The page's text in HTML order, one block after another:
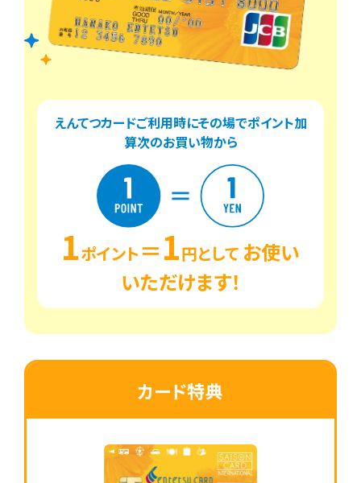
えんてつカードご利用時にその場でポイント加
算次のお買い物から
1ポイント ＝1円として お使い
いただけます！
カード特典